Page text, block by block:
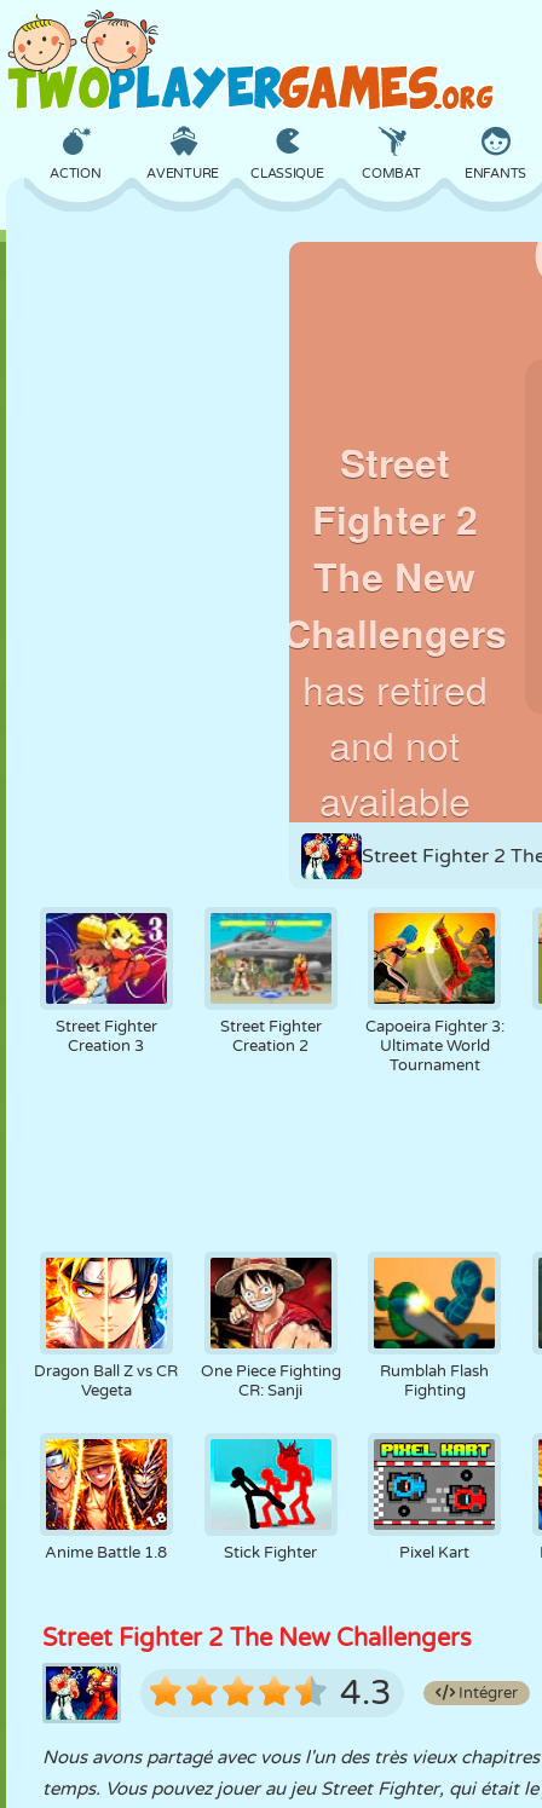
ACTION AVENTURE CLASSIQUE COMBAT ENFANTS
MATHS
RÉACTION RÉTRO ROBOT
Street Fighter 2
Street Fighter
Creation 3
Street Fighter
Creation 2
Capoeira Fighter 3:
Ultimate World
Tournament
Dragon Ball Z vs CR
Vegeta
One Piece Fighting
CR: Sanji
Rumblah Flash
Fighting
Anime Battle 1.8 Stick Fighter Pixel Kart
Street Fighter 2 The New Challengers
4.3 Intégrer
Nous avons partagé avec vous l'un des très vieux
temps. Vous pouvez jouer au jeu Street Fighter, qui était